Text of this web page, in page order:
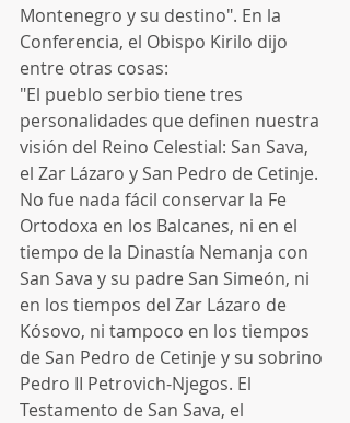
Montenegro y su destino". En la
Conferencia, el Obispo Kirilo dijo
entre otras cosas:
"El pueblo serbio tiene tres
personalidades que definen nuestra
visión del Reino Celestial: San Sava,
el Zar Lázaro y San Pedro de Cetinje.
No fue nada fácil conservar la Fe
Ortodoxa en los Balcanes, ni en el
tiempo de la Dinastía Nemanja con
San Sava y su padre San Simeón, ni
en los tiempos del Zar Lázaro de
Kósovo, ni tampoco en los tiempos
de San Pedro de Cetinje y su sobrino
Pedro II Petrovich-Njegos. El
Testamento de San Sava, el